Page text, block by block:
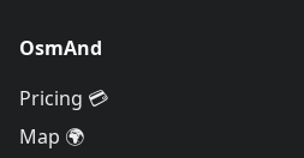
OsmAnd
Pricing 💳
Map 🌍